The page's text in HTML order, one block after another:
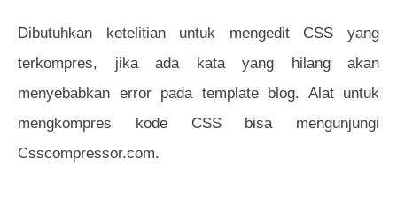
Dibutuhkan ketelitian untuk mengedit CSS yang
terkompres, jika ada kata yang hilang akan
menyebabkan error pada template blog. Alat untuk
mengkompres kode CSS bisa mengunjungi
Csscompressor.com.